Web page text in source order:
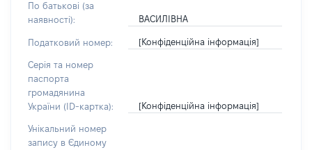
По батькові (за
наявності):
ВАСИЛІВНА
Податковий номер: [Конфіденційна інформація]
Серія та номер
паспорта
громадянина
України (ID-картка):
[Конфіденційна інформація]
Унікальний номер
запису в Єдиному